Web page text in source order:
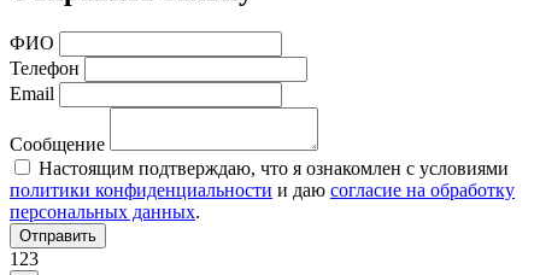
ФИО
Телефон
Email
Сообщение
Настоящим подтверждаю, что я ознакомлен с условиями
политики конфиденциальности и даю согласие на обработку
персональных данных.
Отправить
123